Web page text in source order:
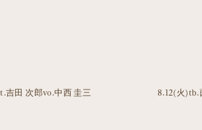
吉田 次郎vo.中西 圭三 8.12(火